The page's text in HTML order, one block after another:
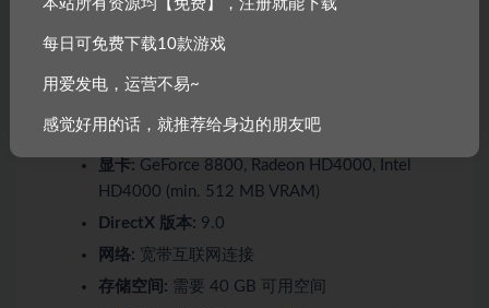
操作系统:Windows XP SP3, Windows 7,
内存:2 GB RAM
显卡: GeForce 8800, Radeon HD4000, Intel
HD4000 (min. 512 MB VRAM)
DirectX 版本: 9.0
网络: 宽带互联网连接
存储空间: 需要 40 GB 可用空间
本站所有资源均【免费】，注册就能下载
每日可免费下载10款游戏
用爱发电，运营不易~
感觉好用的话，就推荐给身边的朋友吧